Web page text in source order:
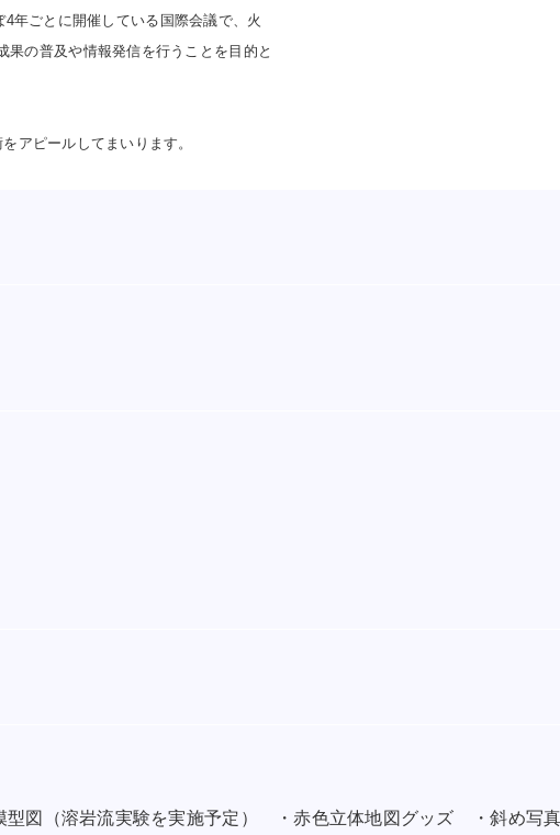
4年ごとに開催している国際会議で、火
果の普及や情報発信を行うことを目的と
アピールしてまいります。